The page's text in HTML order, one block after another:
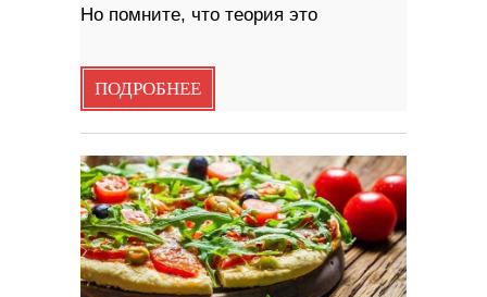
Но помните, что теория это
ПОДРОБНЕЕ